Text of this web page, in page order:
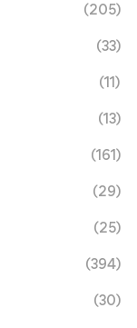
(205)
(33)
(11)
(13)
(161)
(29)
(25)
(394)
(30)